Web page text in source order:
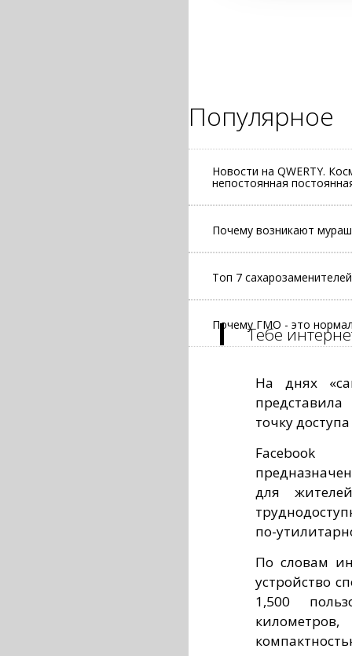
Популярное
Новости на QWERTY.
непостоянная
Почему возникают
Топ 7
Почему ГМО - это
Тебе
На днях
точку
для
по-
По словам
устройство
1,500